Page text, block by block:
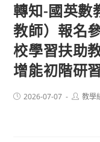
轉知-國英數
教師）報名
校學習扶助
增能初階研習
Post2026-07-07
Post教學